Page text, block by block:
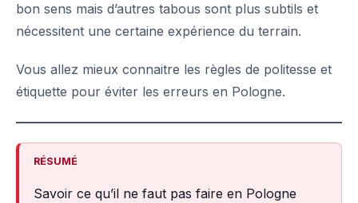
bon sens mais d’autres tabous sont plus subtils et
nécessitent une certaine expérience du terrain.
Vous allez mieux connaitre les règles de politesse et
étiquette pour éviter les erreurs en Pologne.
RÉSUMÉ
Savoir ce qu’il ne faut pas faire en Pologne